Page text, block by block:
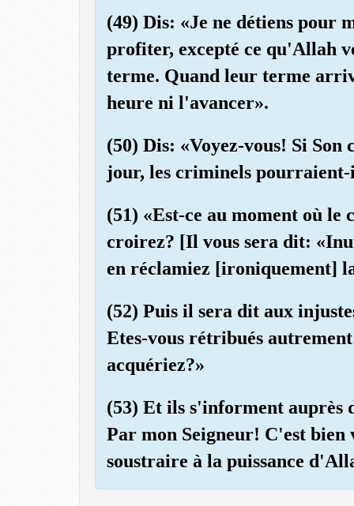
(49) Dis: «Je ne détiens pour
profiter, excepté ce qu'Allah
terme. Quand leur terme
heure ni l'avancer».
(50) Dis: «Voyez-vous! Si
jour, les criminels pourraient-
(51) «Est-ce au moment où le
croirez? [Il vous sera dit:
en réclamiez [ironiquement]
(52) Puis il sera dit aux
Etes-vous rétribués
acquériez?»
(53) Et ils s'informent auprès
Par mon Seigneur! C'est bien
soustraire à la puissance